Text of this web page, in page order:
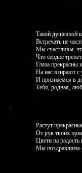
Такой душевной
Встречать не
Мы счастливы,
Что сердце
Глаза прекрасны
На нас взирают с
И признаемся в
Тебя, родная,
Растут
От рук твоих
Цвети на
Мы поздравляем